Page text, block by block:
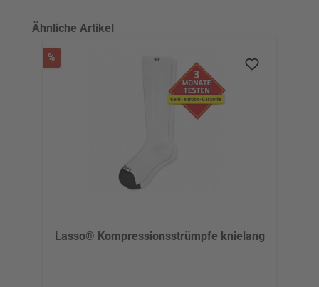
Produktgalerie überspringen
Ähnliche Artikel
%Rabatt
Lasso® Kompressionsstrümpfe knielang